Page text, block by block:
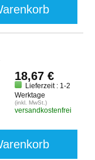
18,67 €
Lieferzeit : 1-2
Werktage
(inkl. MwSt.)
versandkostenfrei